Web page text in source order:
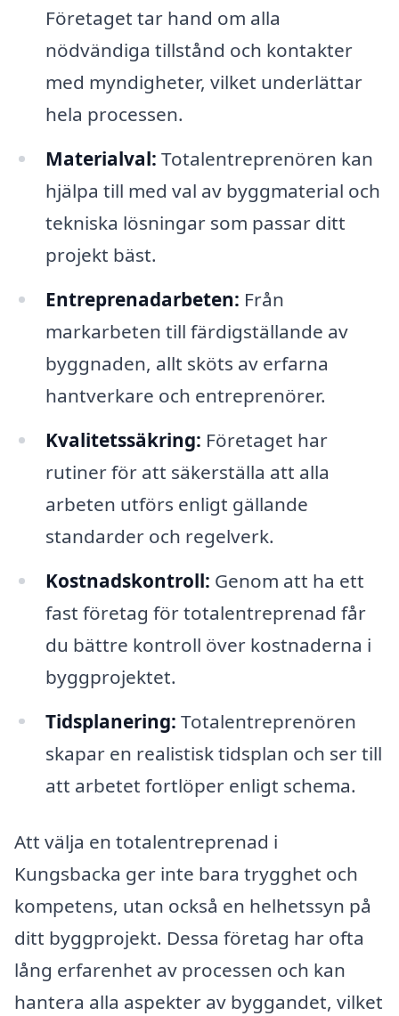
Företaget tar hand om alla
nödvändiga tillstånd och kontakter
med myndigheter, vilket underlättar
hela processen.
Materialval: Totalentreprenören kan
hjälpa till med val av byggmaterial och
tekniska lösningar som passar ditt
projekt bäst.
Entreprenadarbeten: Från
markarbeten till färdigställande av
byggnaden, allt sköts av erfarna
hantverkare och entreprenörer.
Kvalitetssäkring: Företaget har
rutiner för att säkerställa att alla
arbeten utförs enligt gällande
standarder och regelverk.
Kostnadskontroll: Genom att ha ett
fast företag för totalentreprenad får
du bättre kontroll över kostnaderna i
byggprojektet.
Tidsplanering: Totalentreprenören
skapar en realistisk tidsplan och ser till
att arbetet fortlöper enligt schema.
Att välja en totalentreprenad i
Kungsbacka ger inte bara trygghet och
kompetens, utan också en helhetssyn på
ditt byggprojekt. Dessa företag har ofta
lång erfarenhet av processen och kan
hantera alla aspekter av byggandet, vilket